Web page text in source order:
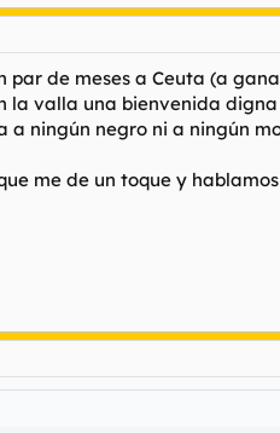
par de meses a Ceuta (a
la valla una bienvenida
a ningún negro ni a ningún
me de un toque y